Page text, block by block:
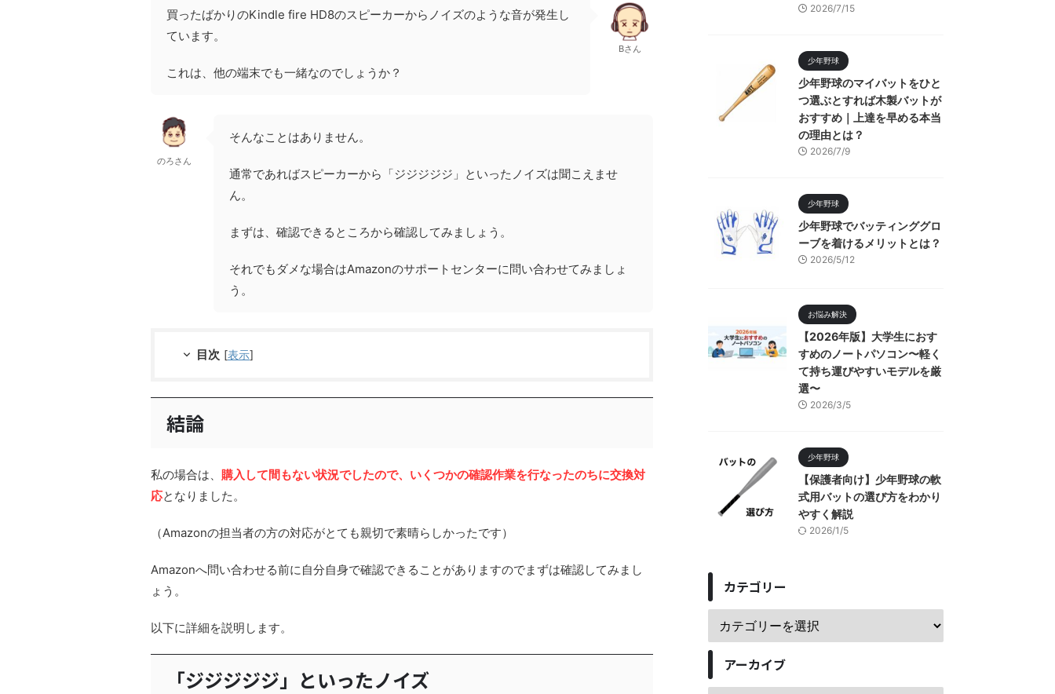
買ったばかりのKindle fire HD8のスピーカーからノイズのような音が発生し
ています。
これは、他の端末でも一緒なのでしょうか？
Bさん
のろさん
そんなことはありません。
通常であればスピーカーから「ジジジジジ」といったノイズは聞こえませ
ん。
まずは、確認できるところから確認してみましょう。
それでもダメな場合はAmazonのサポートセンターに問い合わせてみましょ
う。
目次 [表示]
結論
私の場合は、 購入して間もない状況でしたので、いくつかの確認作業を行なったのちに交換対
応となりました。
（Amazonの担当者の方の対応がとても親切で素晴らしかったです）
Amazonへ問い合わせる前に自分自身で確認できることがありますのでまずは確認してみまし
ょう。
以下に詳細を説明します。
「ジジジジジ」といったノイズ
2026/7/15
少年野球
少年野球のマイバットをひと
つ選ぶとすれば木製バットが
おすすめ｜上達を早める本当
の理由とは？
2026/7/9
少年野球
少年野球でバッティンググロ
ーブを着けるメリットとは？
2026/5/12
お悩み解決
【2026年版】大学生におす
すめのノートパソコン〜軽く
て持ち運びやすいモデルを厳
選〜
2026/3/5
少年野球
【保護者向け】少年野球の軟
式用バットの選び方をわかり
やすく解説
2026/1/5
カテゴリー
アーカイブ